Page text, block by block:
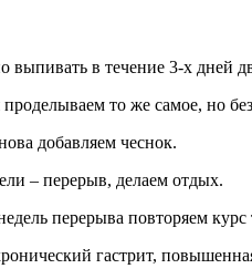
выпивать в течение 3-х дней
то же самое, но
добавляем чеснок.
– перерыв, делаем отдых.
перерыва повторяем
гастрит,